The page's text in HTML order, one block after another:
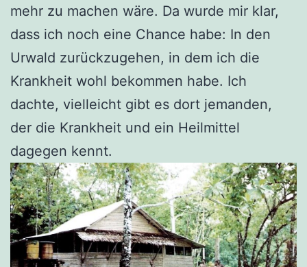
mehr zu machen wäre. Da wurde mir klar,
dass ich noch eine Chance habe: In den
Urwald zurückzugehen, in dem ich die
Krankheit wohl bekommen habe. Ich
dachte, vielleicht gibt es dort jemanden,
der die Krankheit und ein Heilmittel
dagegen kennt.